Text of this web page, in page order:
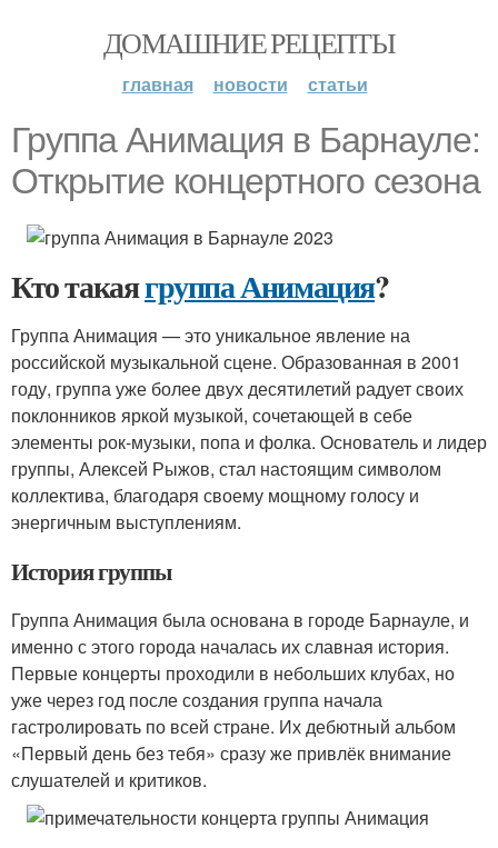
ДОМАШНИЕ РЕЦЕПТЫ
главная новости статьи
Группа Анимация в Барнауле:
Открытие концертного сезона
Кто такаягруппа Анимация?
Группа Анимация — это уникальное явление на
российской музыкальной сцене. Образованная в 2001
году, группа уже более двух десятилетий радует своих
поклонников яркой музыкой, сочетающей в себе
элементы рок-музыки, попа и фолка. Основатель и лидер
группы, Алексей Рыжов, стал настоящим символом
коллектива, благодаря своему мощному голосу и
энергичным выступлениям.
История группы
Группа Анимация была основана в городе Барнауле, и
именно с этого города началась их славная история.
Первые концерты проходили в небольших клубах, но
уже через год после создания группа начала
гастролировать по всей стране. Их дебютный альбом
«Первый день без тебя» сразу же привлёк внимание
слушателей и критиков.